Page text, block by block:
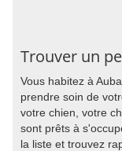
Trouver un
Vous habitez à
prendre soin de
votre chien, votre
sont prêts à
la liste et trouvez